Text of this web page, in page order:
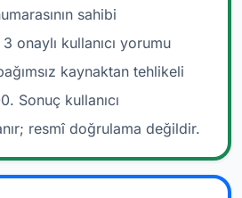
sahibi
onaylı kullanıcı yorumu
kaynaktan tehlikeli
Sonuç kullanıcı
resmî doğrulama değildir.